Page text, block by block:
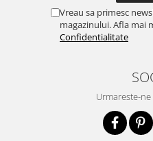
Vreau sa primesc
magazinului. Afla mai
Confidentialitate
Urmareste-